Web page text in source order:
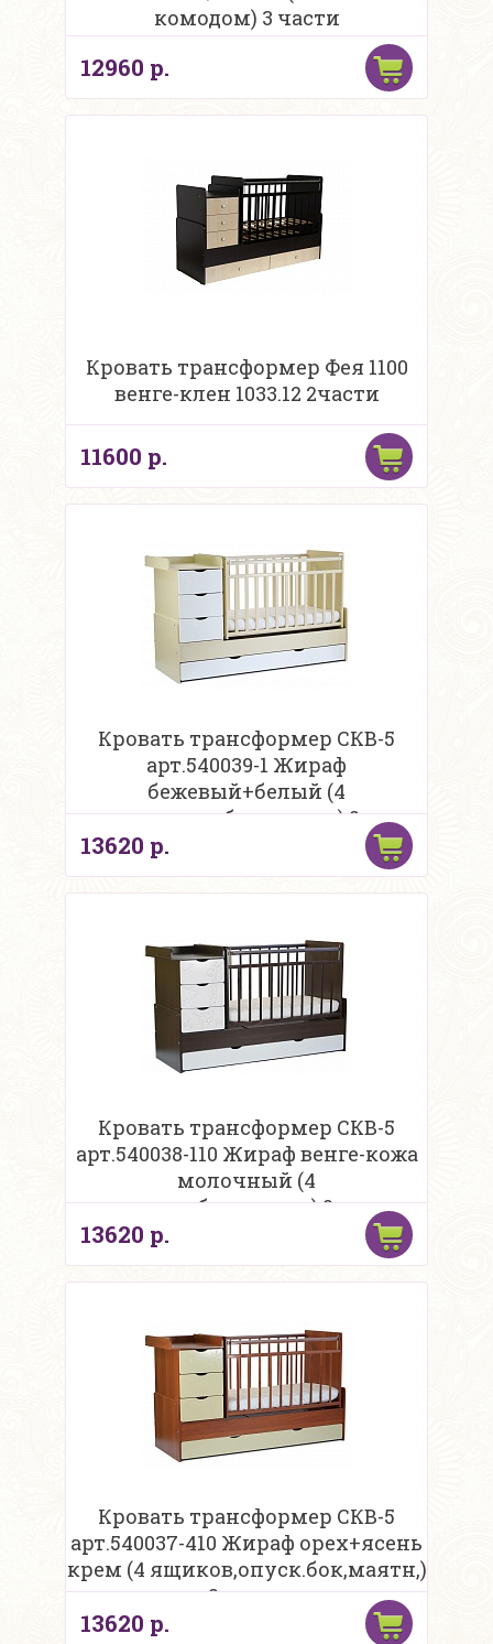
комодом) 3 части
12960 р.
Кровать трансформер Фея 1100
венге-клен 1033.12 2части
11600 р.
Кровать трансформер СКВ-5
арт.540039-1 Жираф
бежевый+белый (4
ящиков,опуск.бок,маятн,) 2 части
13620 р.
Кровать трансформер СКВ-5
арт.540038-110 Жираф венге-кожа
молочный (4
ящ,опуск.бок,маятн,) 2 части
13620 р.
Кровать трансформер СКВ-5
арт.540037-410 Жираф орех+ясень
крем (4 ящиков,опуск.бок,маятн,)
2 части
13620 р.